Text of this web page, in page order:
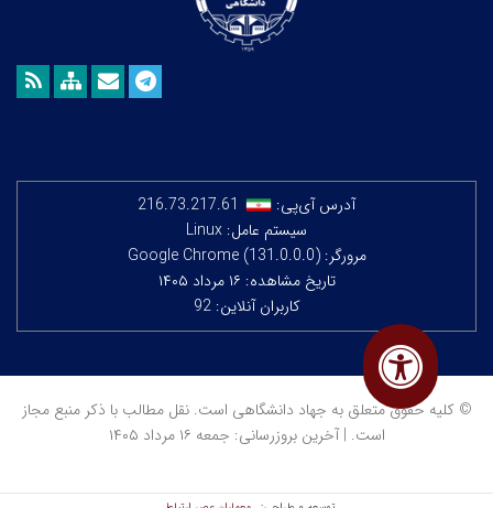
آدرس آی‌پی:
216.73.217.61
سیستم عامل: Linux
مرورگر: Google Chrome (131.0.0.0)
تاریخ مشاهده: ۱۶ مرداد ۱۴۰۵
کاربران آنلاین: 92
© کلیه حقوق متعلق به جهاد دانشگاهی است. نقل مطالب با ذکر منبع مجاز
است. | آخرین بروزرسانی: جمعه ۱۶ مرداد ۱۴۰۵